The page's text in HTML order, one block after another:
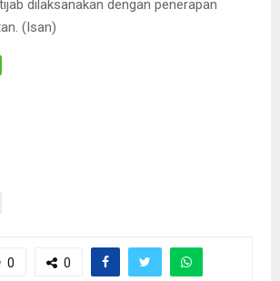
dilaksanakan dengan penerapan
(Isan)
0 0